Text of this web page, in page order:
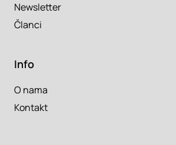
Newsletter
Članci
Info
O nama
Kontakt